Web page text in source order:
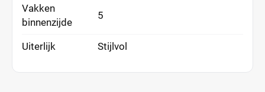
Vakken
binnenzijde
5
Uiterlijk Stijlvol